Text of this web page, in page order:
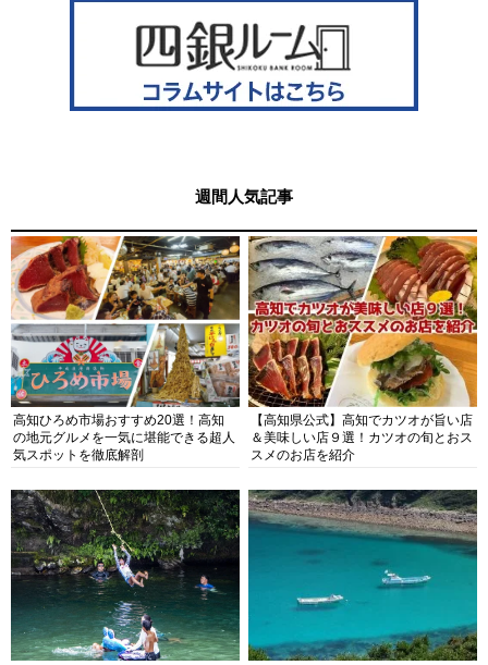
週間人気記事
高知ひろめ市場おすすめ20選！高知
の地元グルメを一気に堪能できる超人
気スポットを徹底解剖
【高知県公式】高知でカツオが旨い店
＆美味しい店９選！カツオの旬とおス
スメのお店を紹介